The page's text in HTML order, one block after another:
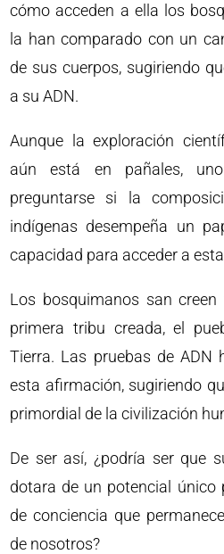
cómo acceden a ella los
la han comparado con un
de sus cuerpos, sugiriendo
a su ADN.
Aunque la exploración
aún está en pañales,
preguntarse si la
indígenas desempeña un
capacidad para acceder a
Los bosquimanos san
primera tribu creada, el
Tierra. Las pruebas de ADN
esta afirmación, sugiriendo
primordial de la civilización
De ser así, ¿podría ser que
dotara de un potencial único
de conciencia que
de nosotros?